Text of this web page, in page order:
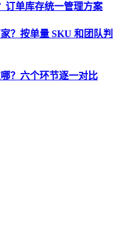
订单库存统一管理方案
？按单量 SKU 和团队判
？六个环节逐一对比